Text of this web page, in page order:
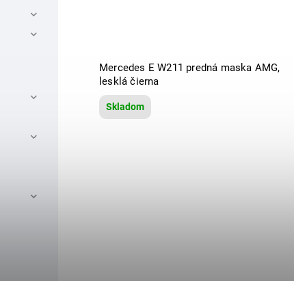
Mercedes E W211 predná maska AMG,
lesklá čierna
Skladom